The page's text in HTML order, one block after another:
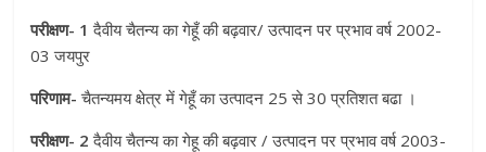
परीक्षण- 1 दैवीय चैतन्य का गेहूँ की बढ़वार/ उत्पादन पर प्रभाव वर्ष 2002-
03 जयपुर
परिणाम-चैतन्यमय क्षेत्र में गेहूँ का उत्पादन 25 से 30 प्रतिशत बढा ।
परीक्षण- 2 दैवीय चैतन्य का गेहू की बढ़वार / उत्पादन पर प्रभाव वर्ष 2003-